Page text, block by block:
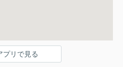
プリで見る